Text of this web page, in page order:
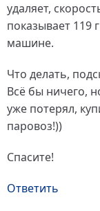
удаляет,
показывает 119
машине.
Что делать,
Всё бы ничего,
уже потерял,
паровоз!))
Спасите!
Ответить